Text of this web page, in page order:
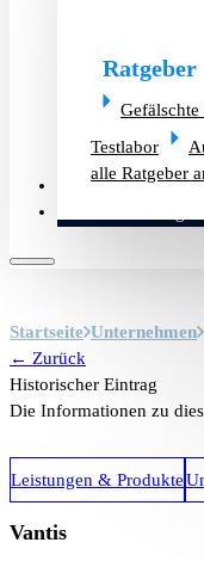
Ratgeber
Gefälschte
Testlabor
alle Ratgeber
Altlager verkaufen
Startseite Unternehmen
← Zurück
Historischer Eintrag
Die Informationen zu
Leistungen & Produkte
Vantis